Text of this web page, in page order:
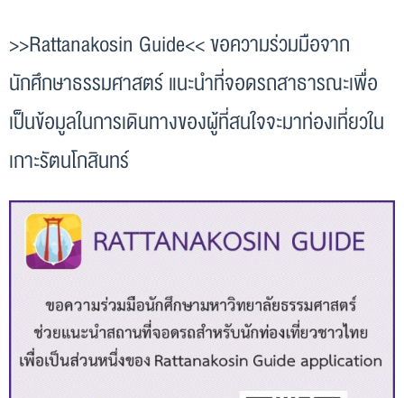
>>Rattanakosin Guide<< ขอความร่วมมือจาก
นักศึกษาธรรมศาสตร์ แนะนำที่จอดรถสาธารณะเพื่อ
เป็นข้อมูลในการเดินทางของผู้ที่สนใจจะมาท่องเที่ยวใน
เกาะรัตนโกสินทร์